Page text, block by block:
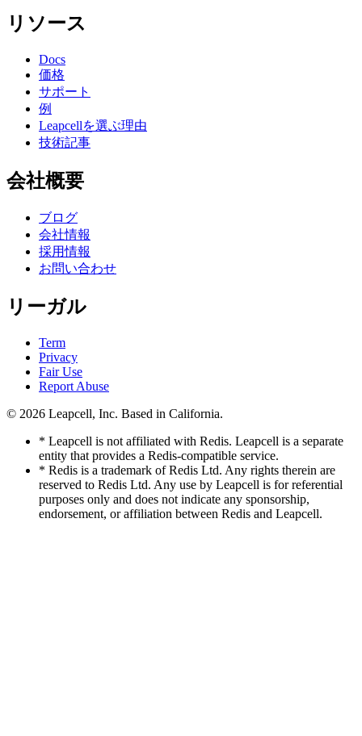
リソース
Docs
価格
サポート
例
Leapcellを選ぶ理由
技術記事
会社概要
ブログ
会社情報
採用情報
お問い合わせ
リーガル
Term
Privacy
Fair Use
Report Abuse
© 2026 Leapcell, Inc. Based in California.
* Leapcell is not affiliated with Redis. Leapcell is a separate
entity that provides a Redis-compatible service.
* Redis is a trademark of Redis Ltd. Any rights therein are
reserved to Redis Ltd. Any use by Leapcell is for referential
purposes only and does not indicate any sponsorship,
endorsement, or affiliation between Redis and Leapcell.